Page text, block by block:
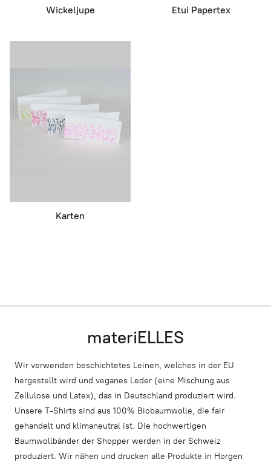
Wickeljupe Etui Papertex
Karten
materiELLES
Wir verwenden beschichtetes Leinen, welches in der EU
hergestellt wird und veganes Leder (eine Mischung aus
Zellulose und Latex), das in Deutschland produziert wird.
Unsere T-Shirts sind aus 100% Biobaumwolle, die fair
gehandelt und klimaneutral ist. Die hochwertigen
Baumwollbänder der Shopper werden in der Schweiz
produziert. Wir nähen und drucken alle Produkte in Horgen